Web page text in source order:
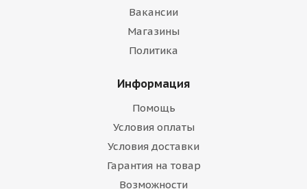
Вакансии
Магазины
Политика
Информация
Помощь
Условия оплаты
Условия доставки
Гарантия на товар
Возможности